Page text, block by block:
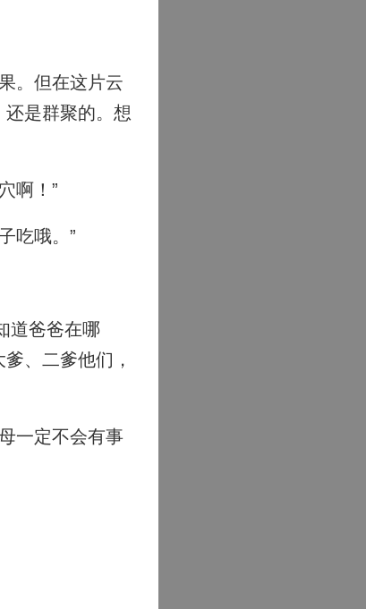
。但在这片云
是群聚的。想
啊！”
吃哦。”
道爸爸在哪
、二爹他们，
一定不会有事